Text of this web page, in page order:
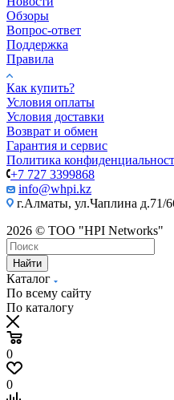
Обзоры
Вопрос-ответ
Поддержка
Правила
Как купить?
Условия оплаты
Условия доставки
Возврат и обмен
Гарантия и сервис
Политика
+7 727 3399868
info@whpi.kz
г.Алматы, ул.Чаплина д.71/
2026 © ТОО "HPI Networks"
Найти
Каталог
По всему сайту
По каталогу
0
0